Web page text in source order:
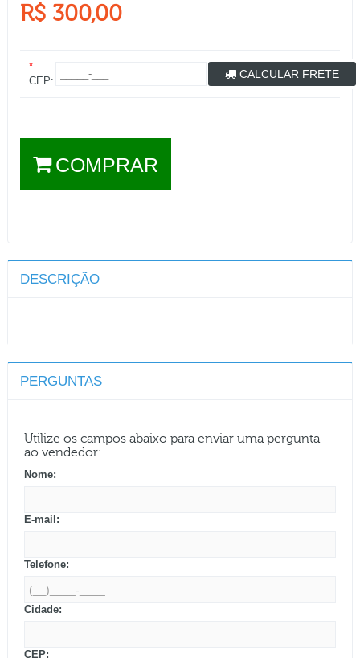
R$ 300,00
*
CEP:
CALCULAR FRETE
COMPRAR
DESCRIÇÃO
PERGUNTAS
Utilize os campos abaixo para enviar uma pergunta
ao vendedor:
Nome:
E-mail:
Telefone:
Cidade:
CEP: